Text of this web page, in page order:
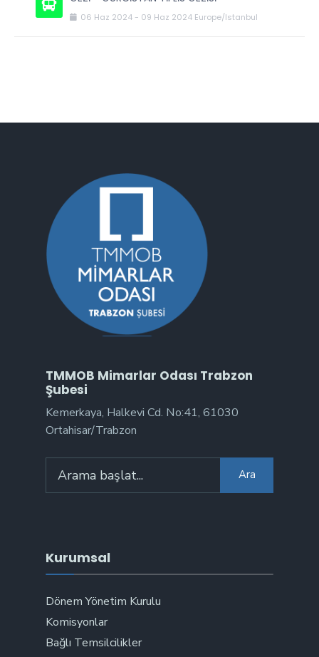
06 Haz 2024 - 09 Haz 2024 Europe/Istanbul
TMMOB Mimarlar Odası Trabzon
Şubesi
Kemerkaya, Halkevi Cd. No:41, 61030
Ortahisar/Trabzon
Ara
Kurumsal
Dönem Yönetim Kurulu
Komisyonlar
Bağlı Temsilcilikler